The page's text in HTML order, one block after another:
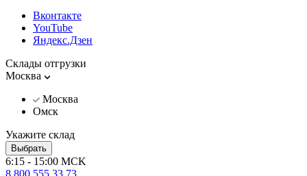
Вконтакте
YouTube
Яндекс.Дзен
Склады отгрузки
Москва
Москва
Омск
Укажите склад
Выбрать
6:15 - 15:00 MCK
8 800 555 33 73